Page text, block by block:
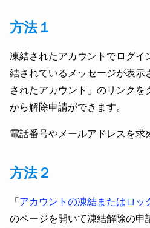
方法１
凍結されたアカウントでログイ
結されているメッセージが表示
されたアカウント」のリンクを
から解除申請ができます。
電話番号やメールアドレスを求
方法２
「アカウントの凍結またはロッ
のページを開いて凍結解除の申